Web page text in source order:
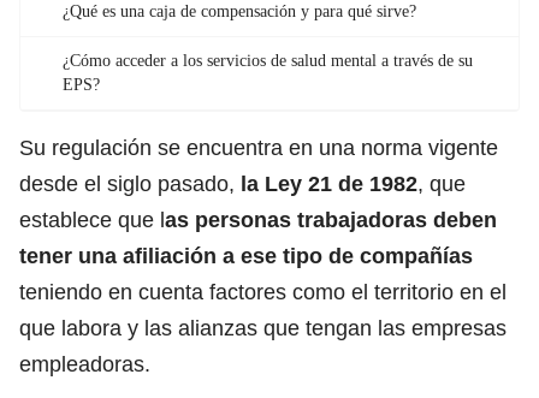
¿Qué es una caja de compensación y para qué sirve?
¿Cómo acceder a los servicios de salud mental a través de su
EPS?
Su regulación se encuentra en una norma vigente
desde el siglo pasado, la Ley 21 de 1982, que
establece que las personas trabajadoras deben
tener una afiliación a ese tipo de compañías
teniendo en cuenta factores como el territorio en el
que labora y las alianzas que tengan las empresas
empleadoras.